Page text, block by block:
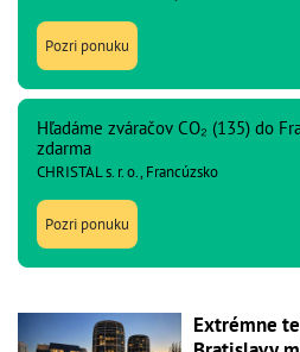
Pozri ponuku
Hľadáme zváračov CO₂ (135) do
zdarma
CHRISTAL s. r. o., Francúzsko
Pozri ponuku
Extrémne